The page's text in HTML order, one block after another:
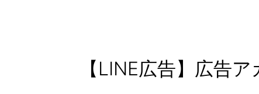
【LINE広告】広告